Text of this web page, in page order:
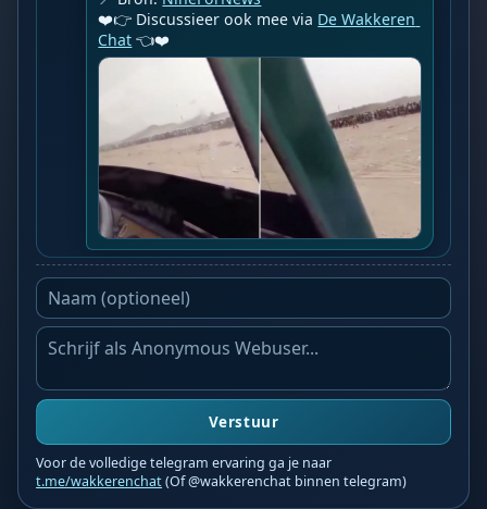
❤️👉 Discussieer ook mee via De Wakkeren
Chat 👈❤️
Verstuur
Voor de volledige telegram ervaring ga je naar
t.me/wakkerenchat(Of @wakkerenchat binnen telegram)